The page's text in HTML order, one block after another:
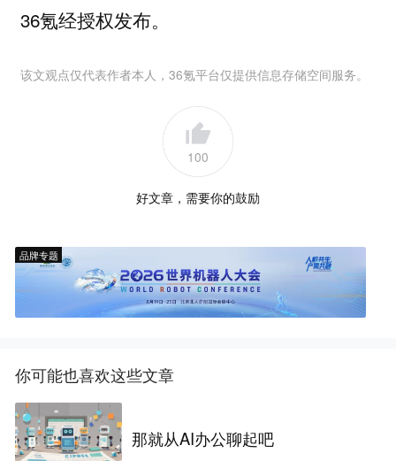
36氪经授权发布。
该文观点仅代表作者本人，36氪平台仅提供信息存储空间服务。
100
好文章，需要你的鼓励
品牌专题
你可能也喜欢这些文章
那就从AI办公聊起吧